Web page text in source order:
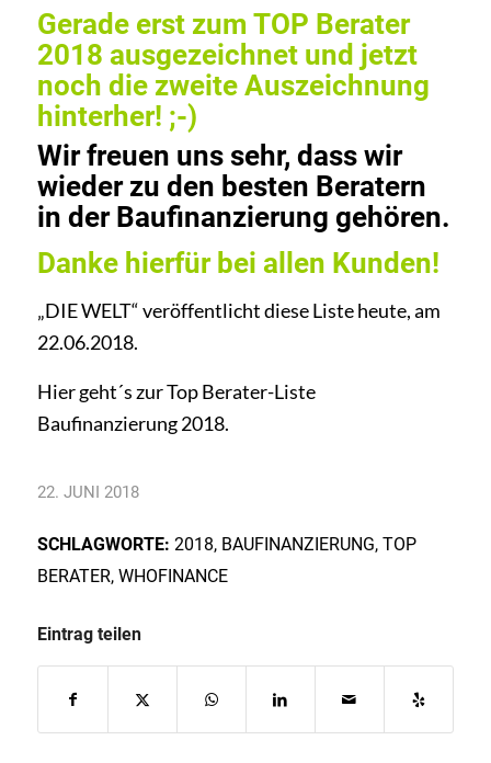
Gerade erst zum TOP Berater
2018 ausgezeichnet und jetzt
noch die zweite Auszeichnung
hinterher! ;-)
Wir freuen uns sehr, dass wir
wieder zu den besten Beratern
in der Baufinanzierung gehören.
Danke hierfür bei allen Kunden!
„DIE WELT“ veröffentlicht diese Liste heute, am
22.06.2018.
Hier geht´s zur Top Berater-Liste
Baufinanzierung 2018.
22. JUNI 2018
SCHLAGWORTE: 2018, BAUFINANZIERUNG, TOP
BERATER, WHOFINANCE
Eintrag teilen